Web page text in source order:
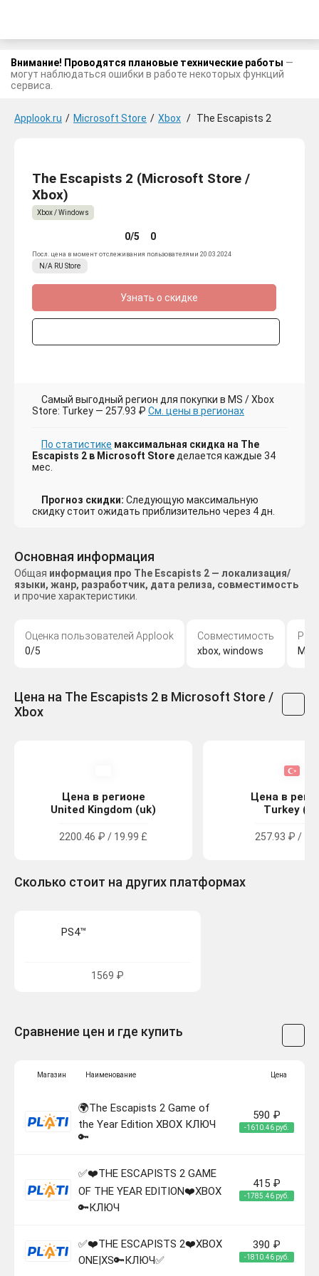
Внимание! Проводятся плановые технические работы —
могут наблюдаться ошибки в работе некоторых функций
сервиса.
Applook.ru / Microsoft Store / Xbox / The Escapists 2
The Escapists 2 (Microsoft Store /
Xbox)
Xbox / Windows
0/5 0
Посл. цена в момент отслеживания пользователями 20.03.2024
N/A RU Store
Узнать о скидке
Самый выгодный регион для покупки в MS / Xbox
Store: Turkey — 257.93 ₽ См. цены в регионах
По статистике максимальная скидка на The
Escapists 2 в Microsoft Storeделается каждые 34
мес.
Прогноз скидки: Следующую максимальную
скидку стоит ожидать приблизительно через 4 дн.
Основная информация
Общая информация про The Escapists 2 — локализация/
языки, жанр, разработчик, дата релиза, совместимость
и прочие характеристики.
Оценка пользователей Applook
0/5
Совместимость
xbox, windows
Цена на The Escapists 2 в Microsoft Store /
Xbox
Цена в регионе
United Kingdom (uk)
2200.46 ₽ / 19.99 £
Цена в
Turkey
257.93 ₽ /
Сколько стоит на других платформах
PS4™
1569 ₽
Сравнение цен и где купить
Магазин Наименование Цена
🌍The Escapists 2 Game of
the Year Edition XBOX КЛЮЧ
🔑
590 ₽
-1610.46 руб.
✅❤️THE ESCAPISTS 2 GAME
OF THE YEAR EDITION❤️XBOX
🔑КЛЮЧ
415 ₽
-1785.46 руб.
✅❤️THE ESCAPISTS 2❤️XBOX
ONE|XS🔑КЛЮЧ✅
390 ₽
-1810.46 руб.